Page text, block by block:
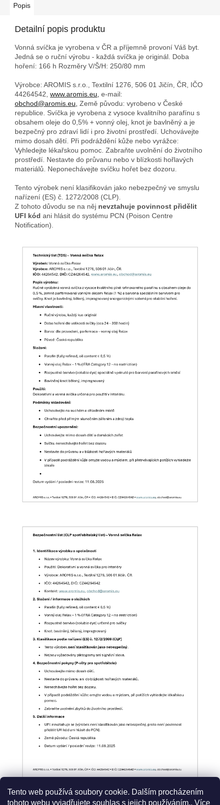
Tento web používá soubory cookie. Dalším procházením
tohoto webu vyjadřujete souhlas s jejich používáním.. Více
Popis
Detailní popis produktu
Vonná svíčka je vyrobena v ČR a příjemně provoní Váš byt.
Jedná se o ruční výrobu - každá svíčka je originál. Doba
hoření: 166 h Rozměry V/Š/H: 250/80 mm
Výrobce: AROMIS s.r.o., Textilní 1276, 506 01 Jičín, ČR, IČO
44264542, www.aromis.eu, e-mail:
obchod@aromis.eu, Země původu: vyrobeno v České
republice. Svíčka je vyrobena z vysoce kvalitního parafínu s
obsahem oleje do 0,5% + vonný olej, knot je bavlněný a je
bezpečný pro zdraví lidí i pro životní prostředí. Uchovávejte
mimo dosah dětí. Při podráždění kůže nebo vyrážce:
Vyhledejte lékařskou pomoc. Zabraňte uvolnění do životního
prostředí. Nestavte do průvanu nebo v blízkosti hořlavých
materiálů. Neponechávejte svíčku hořet bez dozoru.
Tento výrobek není klasifikován jako nebezpečný ve smyslu
nařízení (ES) č. 1272/2008 (CLP).
Z tohoto důvodu se na něj nevztahuje povinnost přidělit
UFI kód ani hlásit do systému PCN (Poison Centre
Notification).